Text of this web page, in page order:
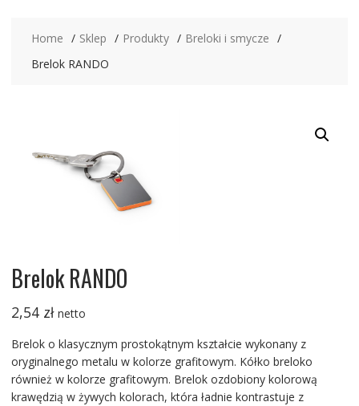
Home Sklep Produkty
Breloki i smycze
Brelok RANDO
Brelok RANDO
2,54 zł netto
Brelok o klasycznym prostokątnym kształcie wykonany z
oryginalnego metalu w kolorze grafitowym. Kółko breloko
również w kolorze grafitowym. Brelok ozdobiony kolorową
krawędzią w żywych kolorach, która ładnie kontrastuje z